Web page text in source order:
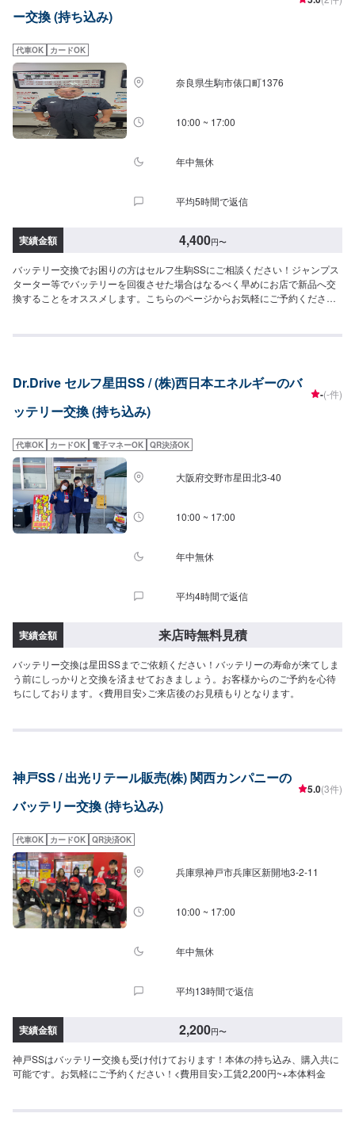
ー交換 (持ち込み)
代車OK カードOK
奈良県生駒市俵口町1376
10:00 ~ 17:00
年中無休
平均5時間で返信
実績金額 4,400円〜
バッテリー交換でお困りの方はセルフ生駒SSにご相談ください！ジャンプス
ターター等でバッテリーを回復させた場合はなるべく早めにお店で新品へ交
換することをオススメします。こちらのページからお気軽にご予約くださ
Dr.Drive セルフ星田SS / (株)西日本エネルギーのバ
ッテリー交換 (持ち込み)
-(-件)
代車OK カードOK 電子マネーOK QR決済OK
大阪府交野市星田北3-40
10:00 ~ 17:00
年中無休
平均4時間で返信
実績金額 来店時無料見積
バッテリー交換は星田SSまでご依頼ください！バッテリーの寿命が来てしま
う前にしっかりと交換を済ませておきましょう。お客様からのご予約を心待
ちにしております。<費用目安>ご来店後のお見積もりとなります。
神戸SS / 出光リテール販売(株) 関西カンパニーの
バッテリー交換 (持ち込み)
5.0(3件)
代車OK カードOK QR決済OK
兵庫県神戸市兵庫区新開地3-2-11
10:00 ~ 17:00
年中無休
平均13時間で返信
実績金額 2,200円〜
神戸SSはバッテリー交換も受け付けております！本体の持ち込み、購入共に
可能です。お気軽にご予約ください！<費用目安>工賃2,200円~+本体料金